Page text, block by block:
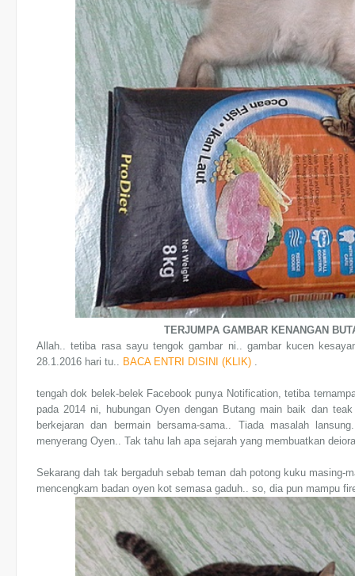
TERJUMPA GAMBAR KENANGAN
Allah.. tetiba rasa sayu tengok gambar ni.. gambar kucen
28.1.2016 hari tu.. BACA ENTRI DISINI (KLIK) .
tengah dok belek-belek Facebook punya Notification, tetiba
pada 2014 ni, hubungan Oyen dengan Butang main baik dan
berkejaran dan bermain bersama-sama.. Tiada masalah
menyerang Oyen.. Tak tahu lah apa sejarah yang membuatkan
Sekarang dah tak bergaduh sebab teman dah potong kuku
mencengkam badan oyen kot semasa gaduh.. so, dia pun mampu